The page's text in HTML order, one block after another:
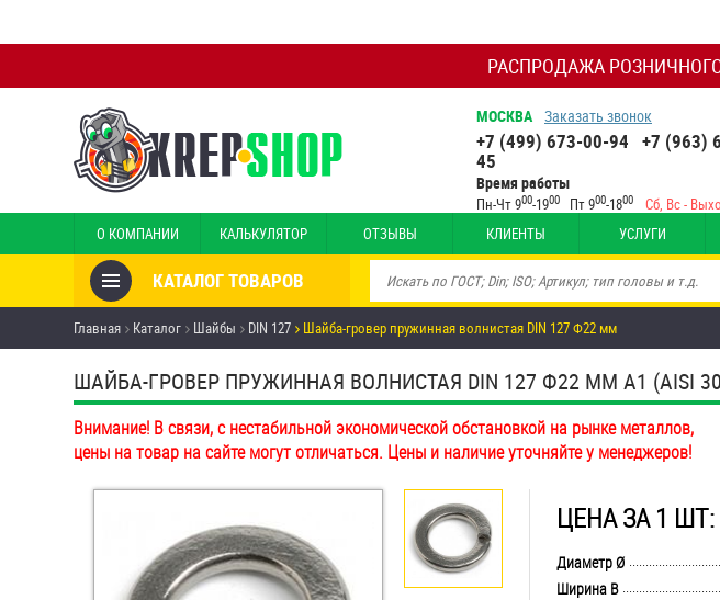
РАСПРОДАЖА
МОСКВА Заказать звонок
+7 (499) 673-00-94 +7 (963)
45
Время работы
Пн-Чт 900-1900 Пт 900-1800 Сб, Вс -
О КОМПАНИИ КАЛЬКУЛЯТОР ОТЗЫВЫ КЛИЕНТЫ УСЛУГИ
КАТАЛОГ ТОВАРОВ
Товары со скидкой
Анкеры
Антивандальный крепёж,
инструмент
Болты и винты
Гайки
Главная Каталог Шайбы DIN 127 Шайба-гровер пружинная волнистая DIN 127 Ф22 мм
ШАЙБА-ГРОВЕР ПРУЖИННАЯ ВОЛНИСТАЯ DIN 127 Ф22 ММ А1 (AISI
Внимание! В связи, с нестабильной экономической обстановкой на рынке металлов,
цены на товар на сайте могут отличаться. Цены и наличие уточняйте у менеджеров!
ЦЕНА ЗА 1 ШТ:
Диаметр Ø
Ширина B